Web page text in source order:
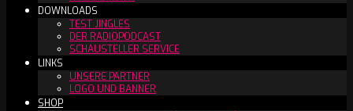
DOWNLOADS
TEST JINGLES
DER RADIOPODCAST
SCHAUSTELLER SERVICE
LINKS
UNSERE PARTNER
LOGO UND BANNER
SHOP